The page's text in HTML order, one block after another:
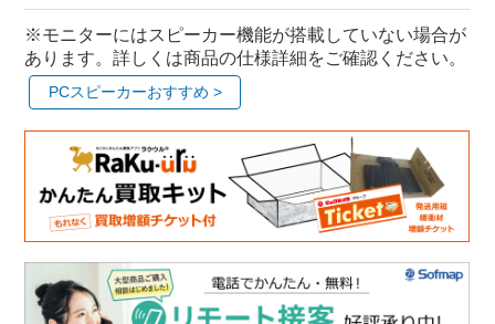
※モニターにはスピーカー機能が搭載していない場合が
あります。詳しくは商品の仕様詳細をご確認ください。
PCスピーカーおすすめ >